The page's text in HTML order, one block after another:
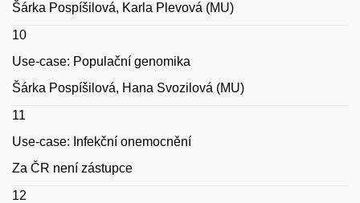
Šárka Pospíšilová, Karla Plevová (MU)
10
Use-case: Populační genomika
Šárka Pospíšilová, Hana Svozilová (MU)
11
Use-case: Infekční onemocnění
Za ČR není zástupce
12